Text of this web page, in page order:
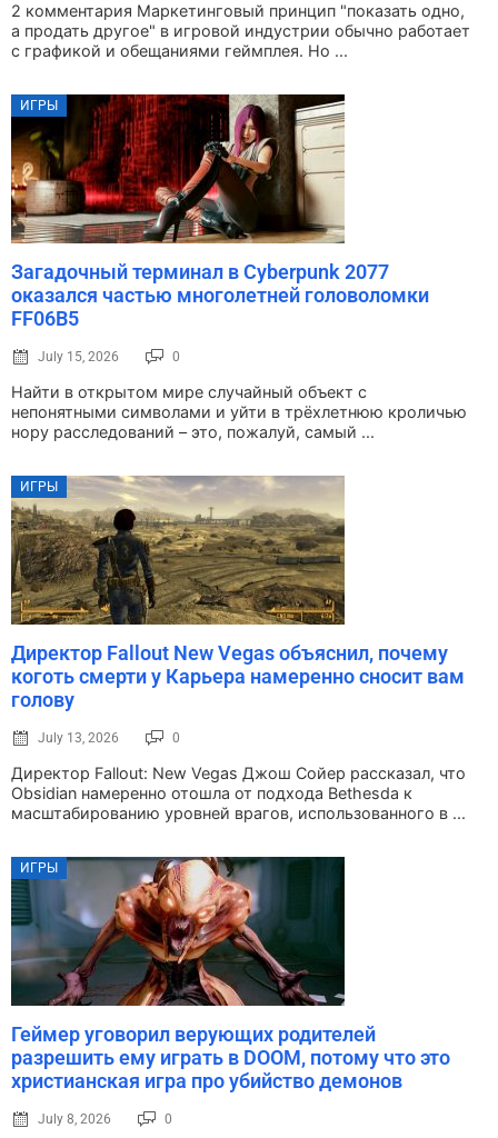
2 комментария Маркетинговый принцип "показать одно,
а продать другое" в игровой индустрии обычно работает
с графикой и обещаниями геймплея. Но ...
ИГРЫ
Загадочный терминал в Cyberpunk 2077
оказался частью многолетней головоломки
FF06B5
July 15, 2026 0
Найти в открытом мире случайный объект с
непонятными символами и уйти в трёхлетнюю кроличью
нору расследований – это, пожалуй, самый ...
ИГРЫ
Директор Fallout New Vegas объяснил, почему
коготь смерти у Карьера намеренно сносит вам
голову
July 13, 2026 0
Директор Fallout: New Vegas Джош Сойер рассказал, что
Obsidian намеренно отошла от подхода Bethesda к
масштабированию уровней врагов, использованного в ...
ИГРЫ
Геймер уговорил верующих родителей
разрешить ему играть в DOOM, потому что это
христианская игра про убийство демонов
July 8, 2026 0